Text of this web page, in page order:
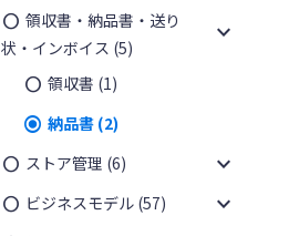
領収書・納品書・送り
状・インボイス (5) expand_more
領収書 (1)
納品書 (2)
ストア管理 (6) expand_more
ビジネスモデル (57) expand_more